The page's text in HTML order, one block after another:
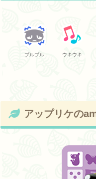
ブルブル ウキウキ
アップリケの